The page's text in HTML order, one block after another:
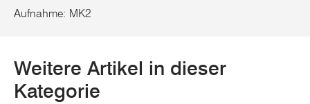
Aufnahme: MK2
Weitere Artikel in dieser
Kategorie